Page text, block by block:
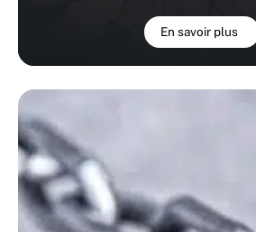
En savoir plus